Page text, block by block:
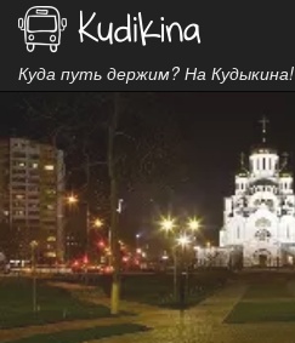
Куда путь держим? На Кудыкина!